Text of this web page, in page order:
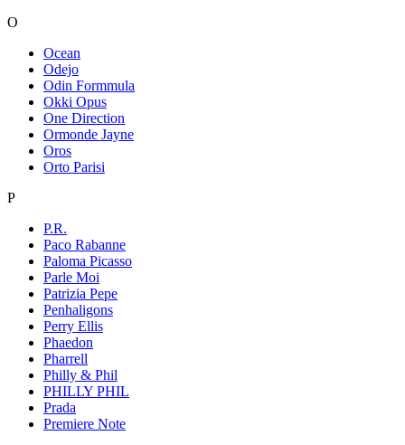
O
Ocean
Odejo
Odin Formmula
Okki Opus
One Direction
Ormonde Jayne
Oros
Orto Parisi
P
P.R.
Paco Rabanne
Paloma Picasso
Parle Moi
Patrizia Pepe
Penhaligons
Perry Ellis
Phaedon
Pharrell
Philly & Phil
PHILLY PHIL
Prada
Premiere Note